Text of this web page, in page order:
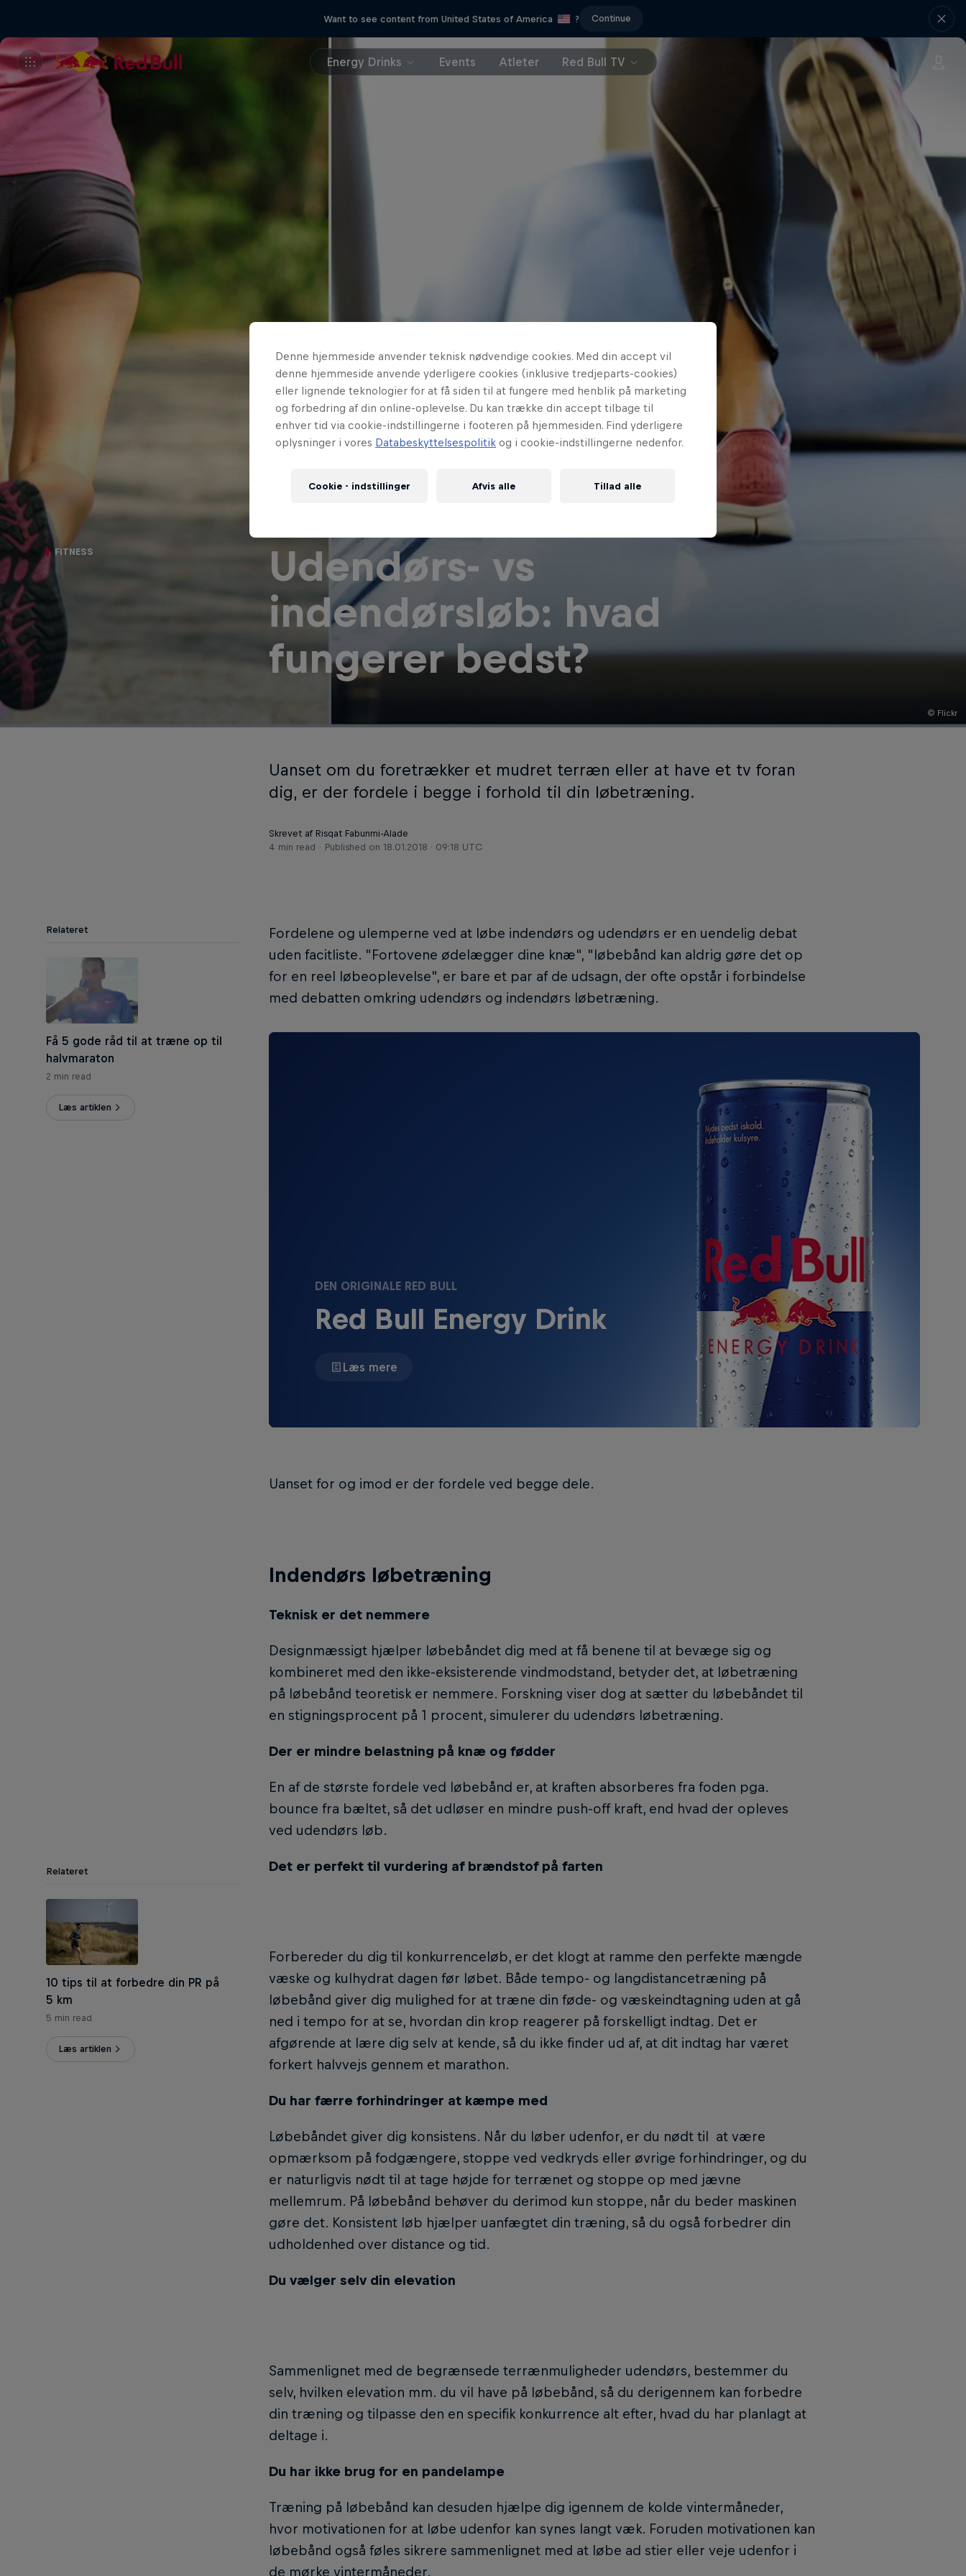
Want to see content from United States of America ? Continue
Energy Drinks Events Atleter Red Bull TV
© Flickr
FITNESS
Udendørs- vs
indendørsløb: hvad
fungerer bedst?
Uanset om du foretrækker et mudret terræn eller at have et tv foran
dig, er der fordele i begge i forhold til din løbetræning.
Skrevet af Risqat Fabunmi-Alade
4 min read
Published on 18.01.2018 · 09:18 UTC
Relateret
Få 5 gode råd til at træne op til
halvmaraton
2 min read
Læs artiklen
Fordelene og ulemperne ved at løbe indendørs og udendørs er en uendelig debat
uden facitliste. "Fortovene ødelægger dine knæ", "løbebånd kan aldrig gøre det op
for en reel løbeoplevelse", er bare et par af de udsagn, der ofte opstår i forbindelse
med debatten omkring udendørs og indendørs løbetræning.
DEN ORIGINALE RED BULL
Red Bull Energy Drink
Læs mere
Uanset for og imod er der fordele ved begge dele.
Indendørs løbetræning
Teknisk er det nemmere
Designmæssigt hjælper løbebåndet dig med at få benene til at bevæge sig og
kombineret med den ikke-eksisterende vindmodstand, betyder det, at løbetræning
på løbebånd teoretisk er nemmere. Forskning viser dog at sætter du løbebåndet til
en stigningsprocent på 1 procent, simulerer du udendørs løbetræning.
Der er mindre belastning på knæ og fødder
En af de største fordele ved løbebånd er, at kraften absorberes fra foden pga.
bounce fra bæltet, så det udløser en mindre push-off kraft, end hvad der opleves
ved udendørs løb.
Relateret
10 tips til at forbedre din PR på
5 km
5 min read
Læs artiklen
Det er perfekt til vurdering af brændstof på farten
Forbereder du dig til konkurrenceløb, er det klogt at ramme den perfekte mængde
væske og kulhydrat dagen før løbet. Både tempo- og langdistancetræning på
løbebånd giver dig mulighed for at træne din føde- og væskeindtagning uden at gå
ned i tempo for at se, hvordan din krop reagerer på forskelligt indtag. Det er
afgørende at lære dig selv at kende, så du ikke finder ud af, at dit indtag har været
forkert halvvejs gennem et marathon.
Du har færre forhindringer at kæmpe med
Løbebåndet giver dig konsistens. Når du løber udenfor, er du nødt til at være
opmærksom på fodgængere, stoppe ved vedkryds eller øvrige forhindringer, og du
er naturligvis nødt til at tage højde for terrænet og stoppe op med jævne
mellemrum. På løbebånd behøver du derimod kun stoppe, når du beder maskinen
gøre det. Konsistent løb hjælper uanfægtet din træning, så du også forbedrer din
udholdenhed over distance og tid.
Du vælger selv din elevation
Sammenlignet med de begrænsede terrænmuligheder udendørs, bestemmer du
selv, hvilken elevation mm. du vil have på løbebånd, så du derigennem kan forbedre
din træning og tilpasse den en specifik konkurrence alt efter, hvad du har planlagt at
deltage i.
Du har ikke brug for en pandelampe
Træning på løbebånd kan desuden hjælpe dig igennem de kolde vintermåneder,
hvor motivationen for at løbe udenfor kan synes langt væk. Foruden motivationen kan
løbebånd også føles sikrere sammenlignet med at løbe ad stier eller veje udenfor i
de mørke vintermåneder.
Denne hjemmeside anvender teknisk nødvendige cookies. Med din accept vil
denne hjemmeside anvende yderligere cookies (inklusive tredjeparts-cookies)
eller lignende teknologier for at få siden til at fungere med henblik på marketing
og forbedring af din online-oplevelse. Du kan trække din accept tilbage til
enhver tid via cookie-indstillingerne i footeren på hjemmesiden. Find yderligere
oplysninger i vores Databeskyttelsespolitik og i cookie-indstillingerne nedenfor.
Cookie - indstillinger Afvis alle Tillad alle